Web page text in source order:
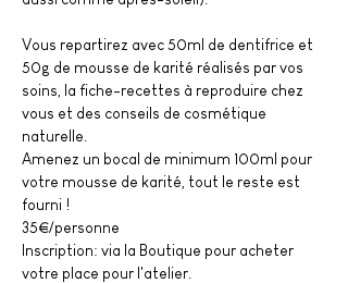
Vous repartirez avec 50ml de dentifrice et
50g de mousse de karité réalisés par vos
soins, la fiche-recettes à reproduire chez
vous et des conseils de cosmétique
naturelle.
Amenez un bocal de minimum 100ml pour
votre mousse de karité, tout le reste est
fourni !
35€/personne
Inscription: via la Boutique pour acheter
votre place pour l'atelier.